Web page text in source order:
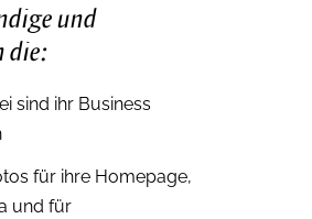
und
die:
sind ihr Business
für ihre Homepage,
und für